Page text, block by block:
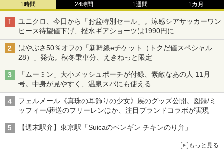
1時間 24時間 1週間 1カ月
ユニクロ、今日から「お盆特別セール」。涼感シアサッカーワン
ピース待望値下げ、撥水ギアショーツは1990円に
はやぶさ50％オフの「新幹線eチケット（トクだ値スペシャル
28）」発売。秋冬乗車分、えきねっと限定
「ムーミン」大小メッシュポーチが付録、素敵なあの人 11月
号。中身が見やすく、温泉スパにも使える
フェルメール《真珠の耳飾りの少女》展のグッズ公開。図録/ミ
ッフィー/葬送のフリーレンほか、注目ブランドコラボが実現
【週末駅弁】東京駅「Suicaのペンギン チキンのり弁」
もっと見る